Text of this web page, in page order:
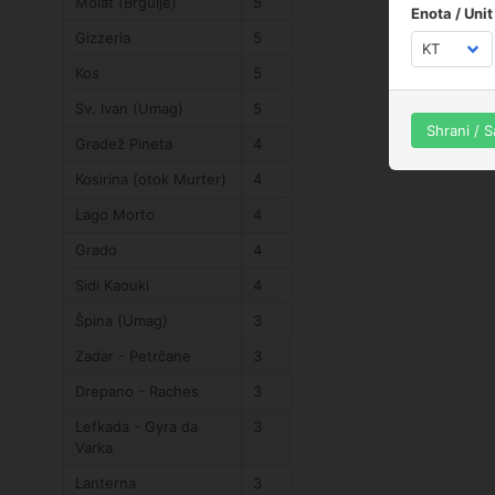
Enota / Unit
Shrani /
Gizzeria
5
Kos
5
Sv. Ivan (Umag)
5
Gradež Pineta
4
Kosirina (otok Murter)
4
Lago Morto
4
Grado
4
Sidi Kaouki
4
Špina (Umag)
3
Zadar - Petrčane
3
Drepano - Raches
3
Lefkada - Gyra da
Varka
3
Lanterna 3